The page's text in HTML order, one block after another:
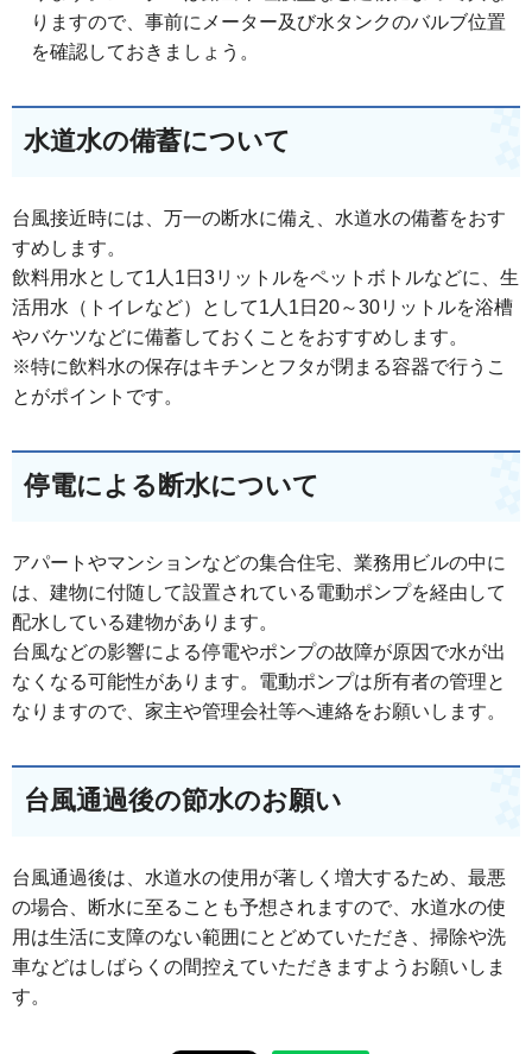
りますので、事前にメーター及び水タンクのバルブ位置
を確認しておきましょう。
水道水の備蓄について
台風接近時には、万一の断水に備え、水道水の備蓄をおす
すめします。
飲料用水として1人1日3リットルをペットボトルなどに、生
活用水（トイレなど）として1人1日20～30リットルを浴槽
やバケツなどに備蓄しておくことをおすすめします。
※特に飲料水の保存はキチンとフタが閉まる容器で行うこ
とがポイントです。
停電による断水について
アパートやマンションなどの集合住宅、業務用ビルの中に
は、建物に付随して設置されている電動ポンプを経由して
配水している建物があります。
台風などの影響による停電やポンプの故障が原因で水が出
なくなる可能性があります。電動ポンプは所有者の管理と
なりますので、家主や管理会社等へ連絡をお願いします。
台風通過後の節水のお願い
台風通過後は、水道水の使用が著しく増大するため、最悪
の場合、断水に至ることも予想されますので、水道水の使
用は生活に支障のない範囲にとどめていただき、掃除や洗
車などはしばらくの間控えていただきますようお願いしま
す。